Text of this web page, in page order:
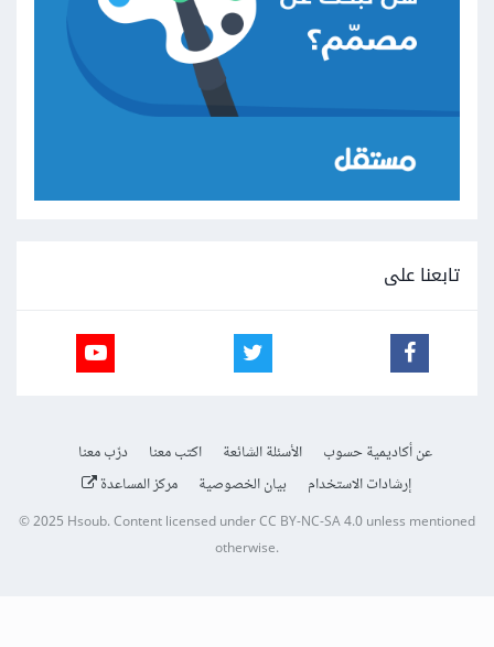
تابعنا على
عن أكاديمية حسوب الأسئلة الشائعة اكتب معنا
درّب معنا
إرشادات الاستخدام
بيان الخصوصية مركز المساعدة
© 2025 Hsoub.Content licensed underCC BY-NC-SA 4.0unless mentioned
otherwise.